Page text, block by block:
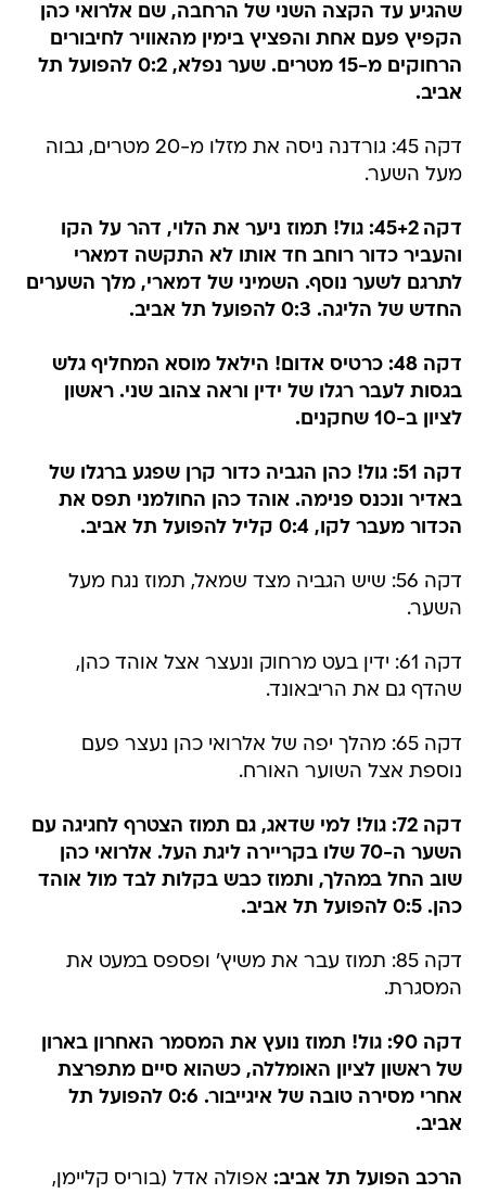
שהגיע עד הקצה השני של הרחבה, שם אלרואי כהן
הקפיץ פעם אחת והפציץ בימין מהאוויר לחיבורים
הרחוקים מ-15 מטרים. שער נפלא, 0:2 להפועל תל
אביב.
דקה 45: גורדנה ניסה את מזלו מ-20 מטרים, גבוה
מעל השער.
דקה 45+2: גול! תמוז ניער את הלוי, דהר על הקו
והעביר כדור רוחב חד אותו לא התקשה דמארי
לתרגם לשער נוסף. השמיני של דמארי, מלך השערים
החדש של הליגה. 0:3 להפועל תל אביב.
דקה 48: כרטיס אדום! הילאל מוסא המחליף גלש
בגסות לעבר רגלו של ידין וראה צהוב שני. ראשון
לציון ב-10 שחקנים.
דקה 51: גול! כהן הגביה כדור קרן שפגע ברגלו של
באדיר ונכנס פנימה. אוהד כהן החולמני תפס את
הכדור מעבר לקו, 0:4 קליל להפועל תל אביב.
דקה 56: שיש הגביה מצד שמאל, תמוז נגח מעל
השער.
דקה 61: ידין בעט מרחוק ונעצר אצל אוהד כהן,
שהדף גם את הריבאונד.
דקה 65: מהלך יפה של אלרואי כהן נעצר פעם
נוספת אצל השוער האורח.
דקה 72: גול! למי שדאג, גם תמוז הצטרף לחגיגה עם
השער ה-70 שלו בקריירה ליגת העל. אלרואי כהן
שוב החל במהלך, ותמוז כבש בקלות לבד מול אוהד
כהן. 0:5 להפועל תל אביב.
דקה 85: תמוז עבר את משיץ' ופספס במעט את
המסגרת.
דקה 90: גול! תמוז נועץ את המסמר האחרון בארון
של ראשון לציון האומללה, כשהוא סיים מתפרצת
אחרי מסירה טובה של איגייבור. 0:6 להפועל תל
אביב.
הרכב הפועל תל אביב: אפולה אדל (בוריס קליימן,